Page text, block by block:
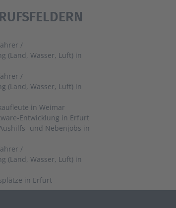
/
Wasser, Luft) in
/
Wasser, Luft) in
Jobs für Immobilienkaufleute in Weimar
Jobs für IT / TK / Software-Entwicklung in Erfurt
und Nebenjobs in
/
Wasser, Luft) in
Jobs für Ausbildungsplätze in Erfurt